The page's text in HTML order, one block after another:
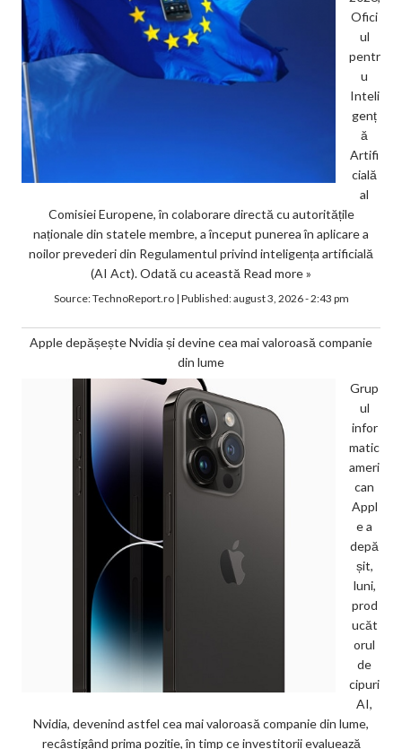
Ofici
ul
pentr
u
Inteli
genț
ă
Artifi
cială
al
Comisiei Europene, în colaborare directă cu autoritățile
naționale din statele membre, a început punerea în aplicare a
noilor prevederi din Regulamentul privind inteligența artificială
(AI Act). Odată cu această Read more »
Source:TechnoReport.ro| Published:august 3, 2026 - 2:43 pm
Apple depășește Nvidia și devine cea mai valoroasă companie
din lume
Grup
ul
infor
matic
ameri
can
Appl
e a
depă
șit,
luni,
prod
ucăt
orul
de
cipuri
AI,
Nvidia, devenind astfel cea mai valoroasă companie din lume,
recâștigând prima poziție, în timp ce investitorii evaluează